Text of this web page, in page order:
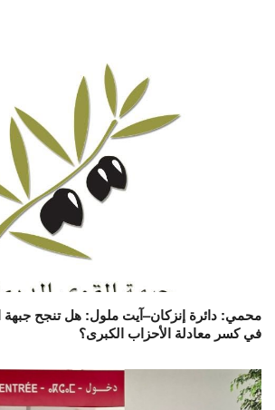
محمي: دائرة إنزكان–آيت ملول: هل تنجح جبهة
في كسر معادلة الأحزاب الكبرى؟